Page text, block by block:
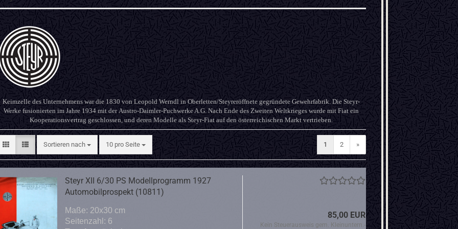
Keimzelle des Unternehmens war die 1830 von Leopold Werndl in Oberletten/Steyreröffnete gegründete Gewehrfabrik. Die Steyr-
Werke fusionierten im Jahre 1934 mit der Austro-Daimler-Puchwerke A.G. Nach Ende des Zweiten Weltkrieges wurde mit Fiat ein
Kooperationsvertrag geschlossen, und deren Modelle als Steyr-Fiat auf den österreichischen Markt vertrieben.
Sortieren nach
Sortieren nach 10 pro Seite
pro Seite 1 2 »
Steyr XII 6/30 PS Modellprogramm 1927
Automobilprospekt (10811)
Maße: 20x30 cm
Seitenzahl: 6
85,00 EUR
Kein Steuerausweis gem. Kleinuntern.-